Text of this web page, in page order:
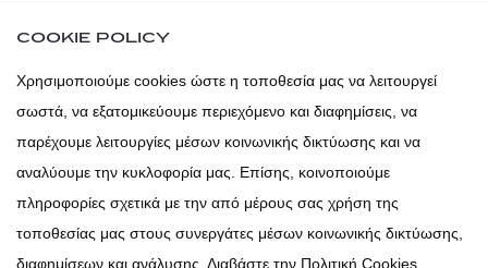
atticadps
COOKIE POLICY
Χρησιμοποιούμε cookies ώστε η τοποθεσία μας να λειτουργεί
σωστά, να εξατομικεύουμε περιεχόμενο και διαφημίσεις, να
παρέχουμε λειτουργίες μέσων κοινωνικής δικτύωσης και να
αναλύουμε την κυκλοφορία μας. Επίσης, κοινοποιούμε
πληροφορίες σχετικά με την από μέρους σας χρήση της
τοποθεσίας μας στους συνεργάτες μέσων κοινωνικής δικτύωσης,
διαφημίσεων και ανάλυσης. Διαβάστε την Πολιτική Cookies